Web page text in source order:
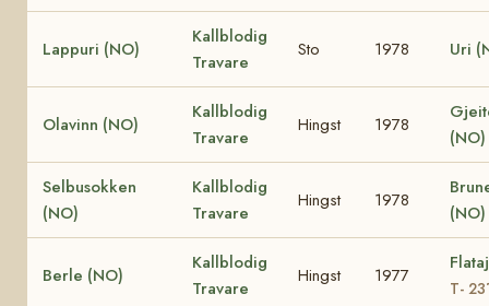
Lappuri (NO)
Kallblodig
Travare
Sto 1978 Uri
Olavinn (NO)
Kallblodig
Travare
Hingst 1978
(NO)
Selbusokken
(NO)
Kallblodig
Travare
Hingst 1978
(NO)
Berle (NO)
Kallblodig
Travare
Hingst 1977
T-